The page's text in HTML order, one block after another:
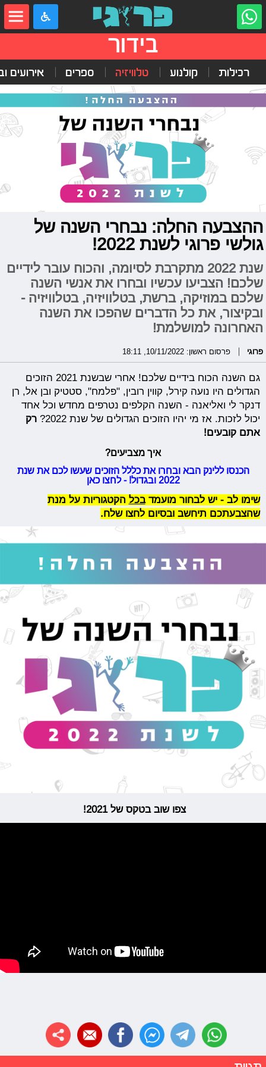
בידור
רכילות קולנוע טלוויזיה ספרים אירועים
ההצבעה החלה: נבחרי השנה של
גולשי פרוגי לשנת 2022!
שנת 2022 מתקרבת לסיומה, והכוח עובר לידיים
שלכם! הצביעו עכשיו ובחרו את אנשי השנה
שלכם במוזיקה, ברשת, בטלוויזיה, בטלוויזיה -
ובקיצור, את כל הדברים שהפכו את השנה
האחרונה למושלמת!
פרוגי פרסום ראשון: 10/11/2022, 18:11
גם השנה הכוח בידיים שלכם! אחרי שבשנת 2021 הזוכים
הגדולים היו נועה קירל, קווין רובין, "פלמח", סטטיק ובן אל, רן
דנקר לי ואליאנה - השנה הקלפים נטרפים מחדש וכל אחד
יכול לזכות. אז מי יהיו הזוכים הגדולים של שנת 2022?
רק
אתם קובעים!
איך מצביעים?
הכנסו ללינק הבא ובחרו את כללל הזוכים שעשו לכם את שנת
2022 ובגדול! - לחצו כאן
שימו לב - יש לבחור מועמדבכל הקטגוריות על מנת
שהצבעתכם תיחשב ובסיום לחצו שלח.
צפו שוב בטקס של 2021!